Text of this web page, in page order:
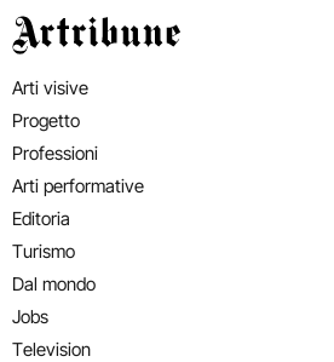
Artribune
Arti visive
Progetto
Professioni
Arti performative
Editoria
Turismo
Dal mondo
Jobs
Television